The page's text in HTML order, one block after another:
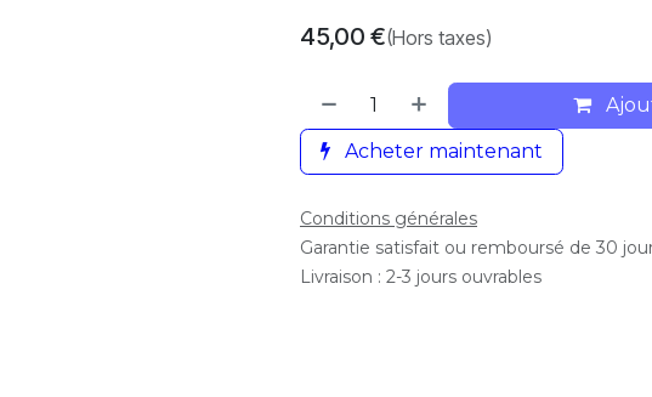
45,00 €(Hors taxes)
Acheter maintenant
Conditions générales
Garantie satisfait ou remboursé de 30
Livraison : 2-3 jours ouvrables